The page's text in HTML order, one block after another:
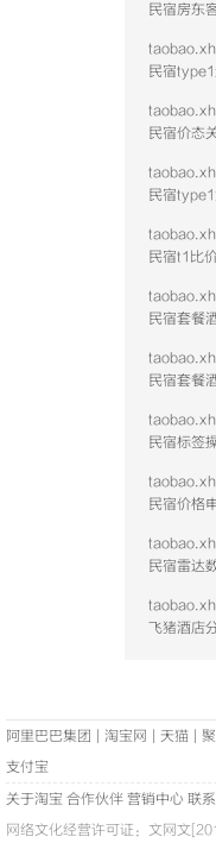
民宿房东
民宿
民宿价态
民宿
民宿t1比
民宿套餐
民宿套餐
民宿标签
民宿价格
民宿雷达
飞猪酒店
阿里巴巴集团 淘宝网 天猫
支付宝
关于淘宝 合作伙伴 营销中心 联
网络文化经营许可证： 文网文